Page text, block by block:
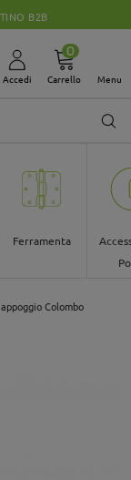
Accedi
0
Carrello Menu
Ferramenta
Colombo